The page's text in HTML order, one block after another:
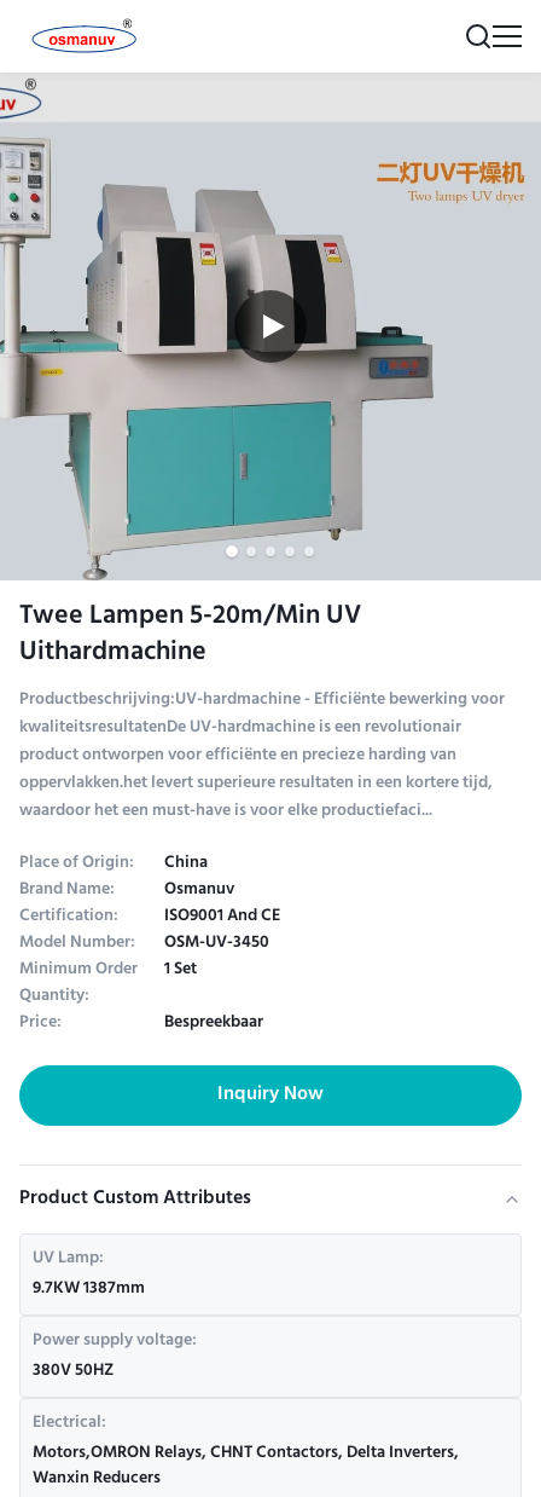
Twee Lampen 5-20m/Min UV
Uithardmachine
Productbeschrijving:UV-hardmachine - Efficiënte bewerking voor
kwaliteitsresultatenDe UV-hardmachine is een revolutionair
product ontworpen voor efficiënte en precieze harding van
oppervlakken.het levert superieure resultaten in een kortere tijd,
waardoor het een must-have is voor elke productiefaci...
Place of Origin:
China
Brand Name: Osmanuv
Certification: ISO9001 And CE
Model Number: OSM-UV-3450
Minimum Order
Quantity:
1 Set
Price:
Bespreekbaar
Inquiry Now
Product Custom Attributes
UV Lamp:
9.7KW 1387mm
Power supply voltage:
380V 50HZ
Electrical:
Motors,OMRON Relays, CHNT Contactors, Delta Inverters,
Wanxin Reducers